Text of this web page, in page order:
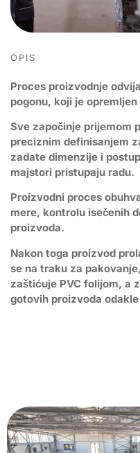
OPIS
Proces proizvodnje
pogonu, koji je
Sve započinje prijemom
preciznim definisanjem
zadate dimenzije i
majstori pristupaju radu.
Proizvodni proces
mere, kontrolu isečenih
proizvoda.
Nakon toga proizvod
se na traku za
zaštićuje PVC folijom, a
gotovih proizvoda